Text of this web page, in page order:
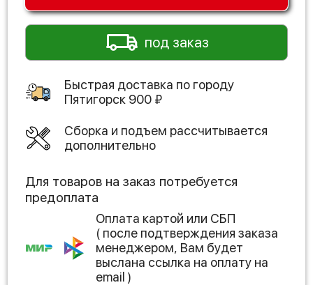
под заказ
Быстрая доставка по городу
Пятигорск 900 ₽
Сборка и подъем рассчитывается
дополнительно
Для товаров на заказ потребуется
предоплата
Оплата картой или СБП
( после подтверждения заказа
менеджером, Вам будет
выслана ссылка на оплату на
email )